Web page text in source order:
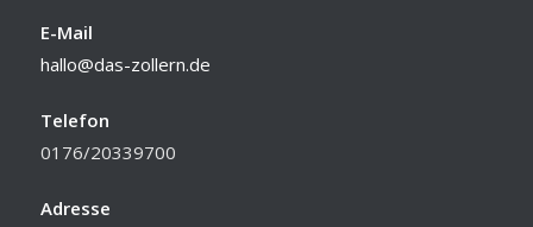
E-Mail
hallo@das-zollern.de
Telefon
0176/20339700
Adresse